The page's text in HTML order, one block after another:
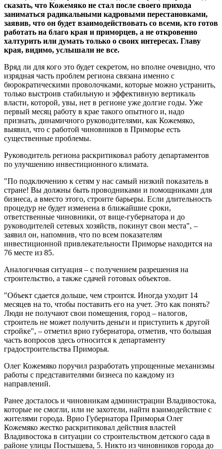
сказать, что Кожемяко не стал после своего прихода
заниматься радикальными кадровыми перестановками,
заявив, что он будет взаимодействовать со всеми, кто готов
работать на благо края и приморцев, а не откровенно
халтурить или думать только о своих интересах. Главу
края, видимо, услышали не все.
Вряд ли для кого это будет секретом, но вполне очевидно, что
изрядная часть проблем региона связана именно с
бюрократическими проволочками, которые можно устранить,
только выстроив стабильную и эффективную вертикаль
власти, которой, увы, нет в регионе уже долгие годы. Уже
первый месяц работу в крае такого опытного и, надо
признать, динамичного руководителями, как Кожемяко,
выявил, что с работой чиновников в Приморье есть
существенные проблемы.
Руководитель региона раскритиковал работу департаментов
по улучшению инвестиционного климата.
"По подключению к сетям у нас самый низкий показатель в
стране! Вы должны быть проводниками и помощниками для
бизнеса, а вместо этого, строите барьеры. Если длительность
процедур не будет изменена в ближайшие сроки,
ответственные чиновники, от вице-губернатора и до
руководителей сетевых хозяйств, покинут свои места", –
заявил он, напомнив, что по всем показателям
инвестиционной привлекательности Приморье находится на
76 месте из 85.
Аналогичная ситуация – с получением разрешения на
строительство, а также сдачей готовых объектов.
"Объект сдается дольше, чем строится. Иногда уходит 14
месяцев на то, чтобы поставить его на учет. Это как понять?
Люди не получают свои помещения, город – налогов,
строитель не может получить деньги и приступить к другой
стройке", – отметил врио губернатора, отметив, что большая
часть вопросов здесь относится к департаменту
градостроительства Приморья.
Олег Кожемяко поручил разработать упрощенные механизмы
работы с представителями бизнеса по каждому из
направлений.
Ранее досталось и чиновникам администрации Владивостока,
которые не смогли, или не захотели, найти взаимодействие с
жителями города. Врио Губернатора Приморья Олег
Кожемяко жестко раскритиковал действия властей
Владивостока в ситуации со строительством детского сада в
районе улицы Постышева, 5. Никто из чиновников города до